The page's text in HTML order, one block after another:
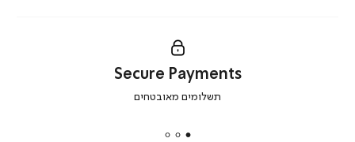
secure
Secure Payments
תשלומים מאובטחים